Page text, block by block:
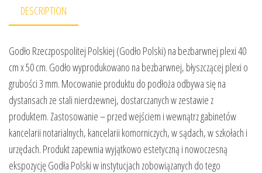
DESCRIPTION
Godło Rzeczpospolitej Polskiej (Godło Polski) na bezbarwnej plexi 40
cm x 50 cm. Godło wyprodukowano na bezbarwnej, błyszczącej plexi o
grubości 3 mm. Mocowanie produktu do podłoża odbywa się na
dystansach ze stali nierdzewnej, dostarczanych w zestawie z
produktem. Zastosowanie – przed wejściem i wewnątrz gabinetów
kancelarii notarialnych, kancelarii komorniczych, w sądach, w szkołach i
urzędach. Produkt zapewnia wyjątkowo estetyczną i nowoczesną
ekspozycję Godła Polski w instytucjach zobowiązanych do tego